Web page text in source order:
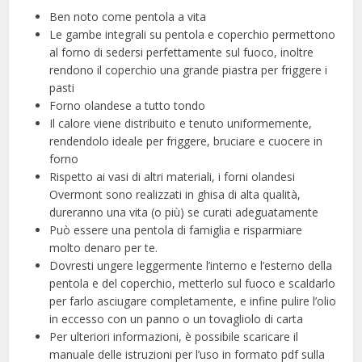
Ben noto come pentola a vita
Le gambe integrali su pentola e coperchio permettono
al forno di sedersi perfettamente sul fuoco, inoltre
rendono il coperchio una grande piastra per friggere i
pasti
Forno olandese a tutto tondo
Il calore viene distribuito e tenuto uniformemente,
rendendolo ideale per friggere, bruciare e cuocere in
forno
Rispetto ai vasi di altri materiali, i forni olandesi
Overmont sono realizzati in ghisa di alta qualità,
dureranno una vita (o più) se curati adeguatamente
Può essere una pentola di famiglia e risparmiare
molto denaro per te.
Dovresti ungere leggermente l’interno e l’esterno della
pentola e del coperchio, metterlo sul fuoco e scaldarlo
per farlo asciugare completamente, e infine pulire l’olio
in eccesso con un panno o un tovagliolo di carta
Per ulteriori informazioni, è possibile scaricare il
manuale delle istruzioni per l’uso in formato pdf sulla